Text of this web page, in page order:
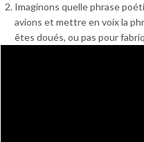
Imaginons quelle phrase
avions et mettre en voix la
êtes doués, ou pas pour